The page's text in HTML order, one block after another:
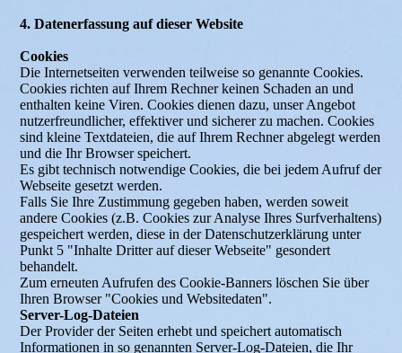
4. Datenerfassung auf dieser Website
Cookies
Die Internetseiten verwenden teilweise so genannte Cookies.
Cookies richten auf Ihrem Rechner keinen Schaden an und
enthalten keine Viren. Cookies dienen dazu, unser Angebot
nutzerfreundlicher, effektiver und sicherer zu machen. Cookies
sind kleine Textdateien, die auf Ihrem Rechner abgelegt werden
und die Ihr Browser speichert.
Es gibt technisch notwendige Cookies, die bei jedem Aufruf der
Webseite gesetzt werden.
Falls Sie Ihre Zustimmung gegeben haben, werden soweit
andere Cookies (z.B. Cookies zur Analyse Ihres Surfverhaltens)
gespeichert werden, diese in der Datenschutzerklärung unter
Punkt 5 "Inhalte Dritter auf dieser Webseite" gesondert
behandelt.
Zum erneuten Aufrufen des Cookie-Banners löschen Sie über
Ihren Browser "Cookies und Websitedaten".
Server-Log-Dateien
Der Provider der Seiten erhebt und speichert automatisch
Informationen in so genannten Server-Log-Dateien, die Ihr